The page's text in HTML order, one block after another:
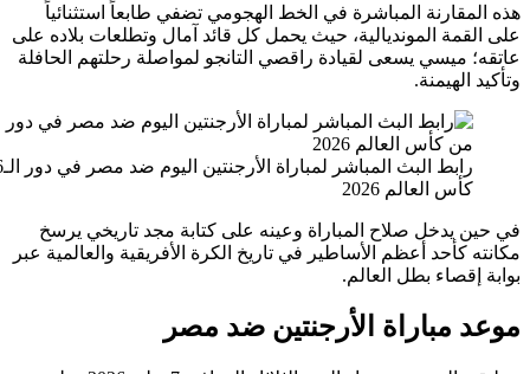
المباشرة في الخط الهجومي تضفي طابعاً استثنائياً
المونديالية، حيث يحمل كل قائد آمال وتطلعات بلاده على
ميسي يسعى لقيادة راقصي التانجو لمواصلة رحلتهم الحافلة
رابط البث المباشر لمباراة الأرجنتين اليوم ضد مصر في دور الـ16 من
العالم 2026
يدخل صلاح المباراة وعينه على كتابة مجد تاريخي يرسخ
كأحد أعظم الأساطير في تاريخ الكرة الأفريقية والعالمية عبر
بطل العالم.
مباراة الأرجنتين ضد مصر